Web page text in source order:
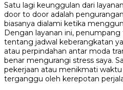
Satu lagi keunggulan dari
door to door adalah
biasanya dialami ketika
Dengan layanan ini,
tentang jadwal keberangkatan
atau perpindahan antar moda
benar mengurangi stress saya.
pekerjaan atau menikmati
terganggu oleh kerepotan